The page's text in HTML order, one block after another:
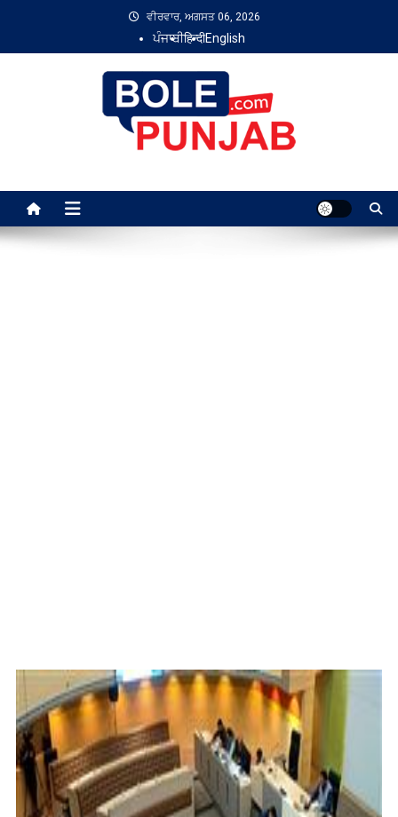
content
ਵੀਰਵਾਰ, ਅਗਸਤ 06, 2026
ਪੰਜਾਬੀहिन्दीEnglish